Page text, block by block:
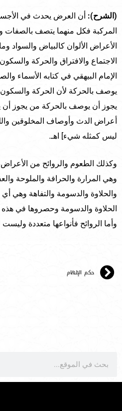
(الشرح): أن العرض يحدث في
المركبة فكل منهما يتصف بالصفات
الأعراض الألوان كالبياض والسواد
الاجتماع والافتراق والحركة والسكون
الإمام البيهقي في كتابه الأسماء
يوصف بالحركة لأن الحركة والسكون
يجوز أن يوصف بالحركة من يجوز
أعراض الدث وأوصاف المخلوقين
ليس كمثله شيء] اهـ.
وكذلك الطعوم والروائح من
وهي المرارة والحرافة والملوحة
والحلاوة والدسومة والتفاهة وهي
الحلاوة والدسومة وحصروها في هذه
وأما الروائح فأنواعها متعددة
حكم الإلهام